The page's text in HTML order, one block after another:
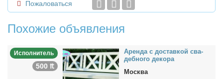
Пожаловаться
Похожие объявления
Исполнитель
500 ₶
Арен­да с до­став­кой сва­
деб­но­го де­ко­ра
Москва